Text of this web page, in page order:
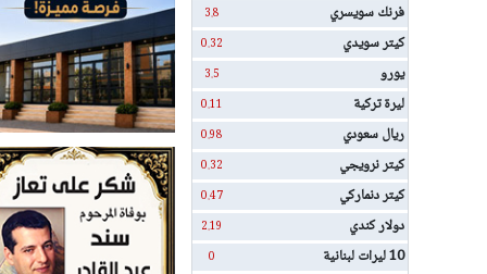
فرنك سويسري 3.8
كيتر سويدي 0.32
يورو 3.5
ليرة تركية 0.11
ريال سعودي 0.98
كيتر نرويجي 0.32
كيتر دنماركي 0.47
دولار كندي 2.19
10 ليرات لبنانية 0